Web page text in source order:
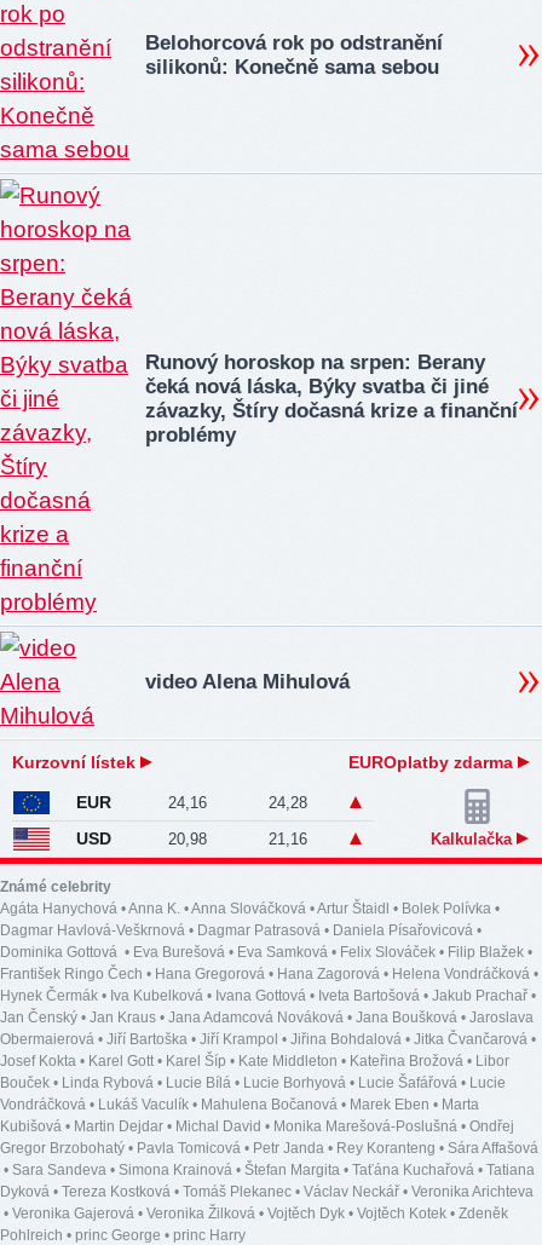
Belohorcová rok po odstranění
silikonů: Konečně sama sebou
Runový horoskop na srpen: Berany
čeká nová láska, Býky svatba či jiné
závazky, Štíry dočasná krize a finanční
problémy
video Alena Mihulová
Kurzovní lístek EUROplatby zdarma
EUR 24,16 24,28
USD 20,98 21,16 Kalkulačka
Známé celebrity
Agáta Hanychová •Anna K. •Anna Slováčková •Artur Štaidl • Bolek Polívka •
Dagmar Havlová-Veškrnová • Dagmar Patrasová • Daniela Písařovicová •
Dominika Gottová • Eva Burešová • Eva Samková • Felix Slováček • Filip Blažek •
František Ringo Čech • Hana Gregorová • Hana Zagorová • Helena Vondráčková •
Hynek Čermák • Iva Kubelková • Ivana Gottová • Iveta Bartošová • Jakub Prachař •
Jan Čenský • Jan Kraus • Jana Adamcová Nováková • Jana Boušková • Jaroslava
Obermaierová • Jiří Bartoška • Jiří Krampol • Jiřina Bohdalová • Jitka Čvančarová •
Josef Kokta • Karel Gott• Karel Šíp • Kate Middleton • Kateřina Brožová • Libor
Bouček • Linda Rybová • Lucie Bílá • Lucie Borhyová • Lucie Šafářová • Lucie
Vondráčková • Lukáš Vaculík • Mahulena Bočanová • Marek Eben • Marta
Kubišová • Martin Dejdar • Michal David • Monika Marešová-Poslušná • Ondřej
Gregor Brzobohatý • Pavla Tomicová • Petr Janda • Rey Koranteng • Sára Affašová
• Sara Sandeva • Simona Krainová • Štefan Margita • Taťána Kuchařová • Tatiana
Dyková • Tereza Kostková • Tomáš Plekanec • Václav Neckář • Veronika Arichteva
• Veronika Gajerová • Veronika Žilková • Vojtěch Dyk • Vojtěch Kotek • Zdeněk
Pohlreich • princ George • princ Harry